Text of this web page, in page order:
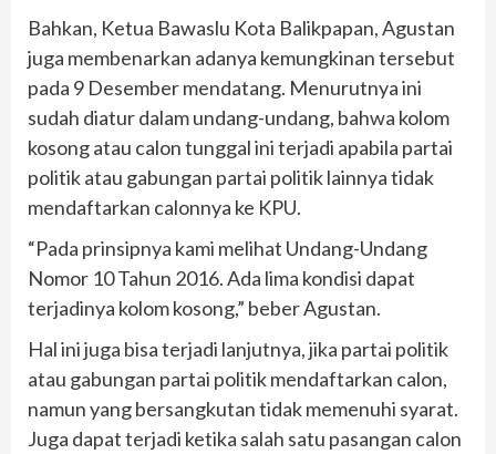
Bahkan, Ketua Bawaslu Kota Balikpapan, Agustan
juga membenarkan adanya kemungkinan tersebut
pada 9 Desember mendatang. Menurutnya ini
sudah diatur dalam undang-undang, bahwa kolom
kosong atau calon tunggal ini terjadi apabila partai
politik atau gabungan partai politik lainnya tidak
mendaftarkan calonnya ke KPU.
“Pada prinsipnya kami melihat Undang-Undang
Nomor 10 Tahun 2016. Ada lima kondisi dapat
terjadinya kolom kosong,” beber Agustan.
Hal ini juga bisa terjadi lanjutnya, jika partai politik
atau gabungan partai politik mendaftarkan calon,
namun yang bersangkutan tidak memenuhi syarat.
Juga dapat terjadi ketika salah satu pasangan calon